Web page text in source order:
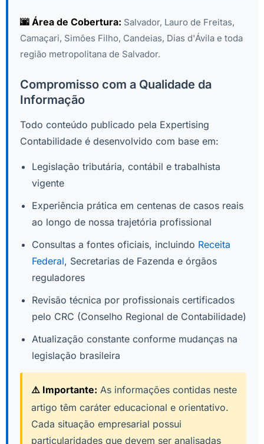
🌆 Área de Cobertura: Salvador, Lauro de Freitas,
Camaçari, Simões Filho, Candeias, Dias d'Ávila e toda
região metropolitana de Salvador.
Compromisso com a Qualidade da
Informação
Todo conteúdo publicado pela Expertising
Contabilidade é desenvolvido com base em:
Legislação tributária, contábil e trabalhista
vigente
Experiência prática em centenas de casos reais
ao longo de nossa trajetória profissional
Consultas a fontes oficiais, incluindo Receita
Federal, Secretarias de Fazenda e órgãos
reguladores
Revisão técnica por profissionais certificados
pelo CRC (Conselho Regional de Contabilidade)
Atualização constante conforme mudanças na
legislação brasileira
⚠️ Importante: As informações contidas neste
artigo têm caráter educacional e orientativo.
Cada situação empresarial possui
particularidades que devem ser analisadas